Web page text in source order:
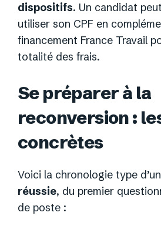
dispositifs. Un candidat
utiliser son CPF en
financement France Travail
totalité des frais.
Se préparer à la
reconversion :
concrètes
Voici la chronologie type
réussie, du premier
de poste :